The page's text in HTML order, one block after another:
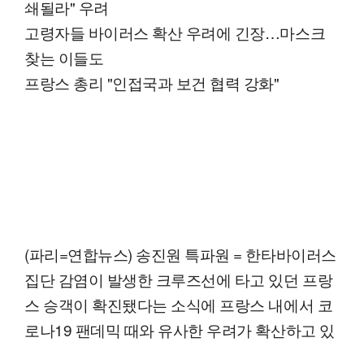
쇄될라" 우려
고령자들 바이러스 확산 우려에 긴장…마스크
찾는 이들도
프랑스 총리 "인접국과 보건 협력 강화"
(파리=연합뉴스) 송진원 특파원 = 한타바이러스
집단 감염이 발생한 크루즈선에 타고 있던 프랑
스 승객이 확진됐다는 소식에 프랑스 내에서 코
로나19 팬데믹 때와 유사한 우려가 확산하고 있